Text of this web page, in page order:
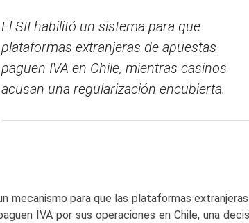
El SII habilitó un sistema para que
plataformas extranjeras de apuestas
paguen IVA en Chile, mientras casinos
acusan una regularización encubierta.
mecanismo para que las plataformas
IVA por sus operaciones en Chile, una